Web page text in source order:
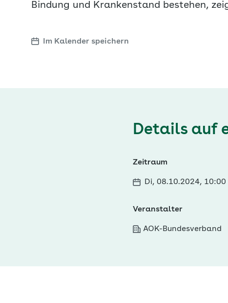
Bindung und Krankenstand bestehen,
Im Kalender speichern
Details auf
Zeitraum
Di, 08.10.2024, 10:00
Veranstalter
AOK-Bundesverband